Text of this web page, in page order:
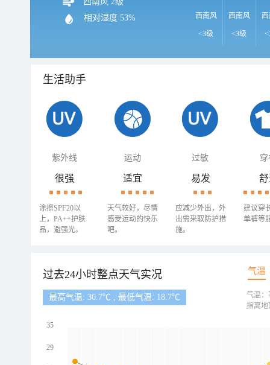
相对湿度 53% 西南风
<3级
西南风
<3级
生活助手
紫外线 运动 过敏 穿
很强
涂擦SPF20以
上，PA++护肤
品，避强光。
适宜
天气较好，尽情
感受运动的快乐
吧。
易发
应减少外出，外
出需采取防护措
施。
建议穿
单裤等
过去24小时整点天气实况 气温
最高气温: 30.7℃ , 最低气温: 18.7℃
35
29
气温：
指离地